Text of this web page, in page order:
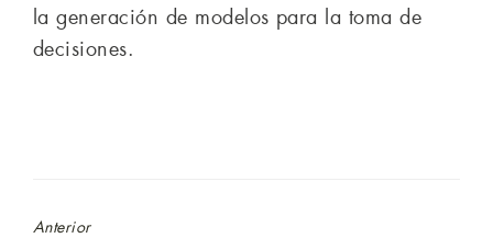
la generación de modelos para la toma de
decisiones.
Anterior